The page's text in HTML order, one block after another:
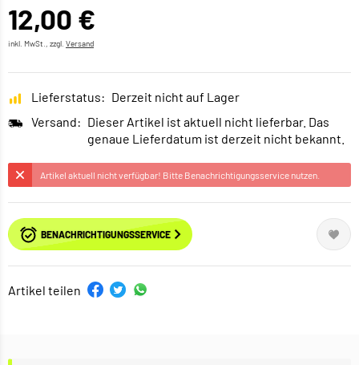
12,00 €
inkl. MwSt., zzgl. Versand
Lieferstatus: Derzeit nicht auf Lager
Versand: Dieser Artikel ist aktuell nicht lieferbar. Das
genaue Lieferdatum ist derzeit nicht bekannt.
Artikel aktuell nicht verfügbar! Bitte Benachrichtigungsservice nutzen.
BENACHRICHTIGUNGSSERVICE
Artikel teilen